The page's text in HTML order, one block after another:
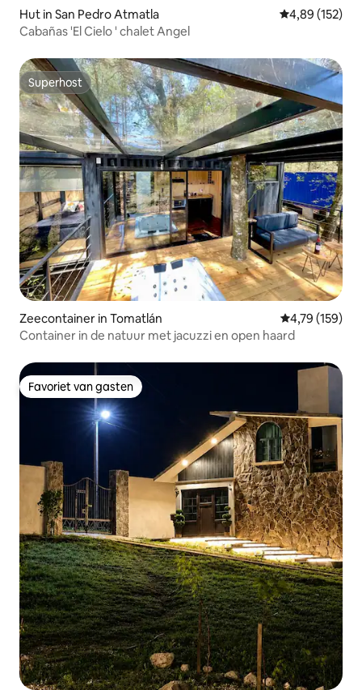
Hut in San Pedro Atmatla Gemiddelde
4,89 (152)
Cabañas 'El Cielo ' chalet Angel
Superhost
Superhost
Zeecontainer in Tomatlán Gemiddelde
4,79 (159)
Container in de natuur met jacuzzi en open haard
Favoriet van gasten
Favoriet van gasten